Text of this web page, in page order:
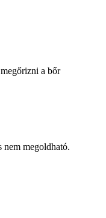
a bőr
nem megoldható.